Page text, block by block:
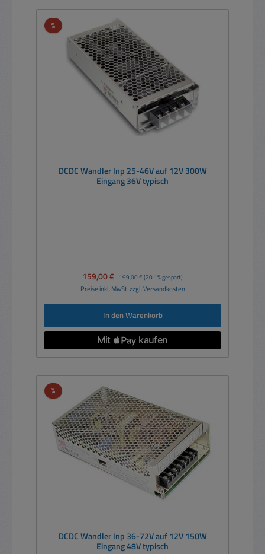
%Rabatt
DCDC Wandler Inp 25-46V auf 12V 300W
Eingang 36V typisch
Verkaufspreis:
159,00 € Regulärer Preis:
199,00 € (20.1% gespart)
Preise inkl. MwSt. zzgl. Versandkosten
In den Warenkorb
%Rabatt
DCDC Wandler Inp 36-72V auf 12V 150W
Eingang 48V typisch